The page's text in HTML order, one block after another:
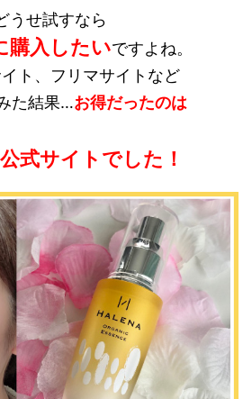
うせ試すなら
購入したいですよね。
ト、フリマサイトなど
た結果…お得だったのは
式サイトでした！